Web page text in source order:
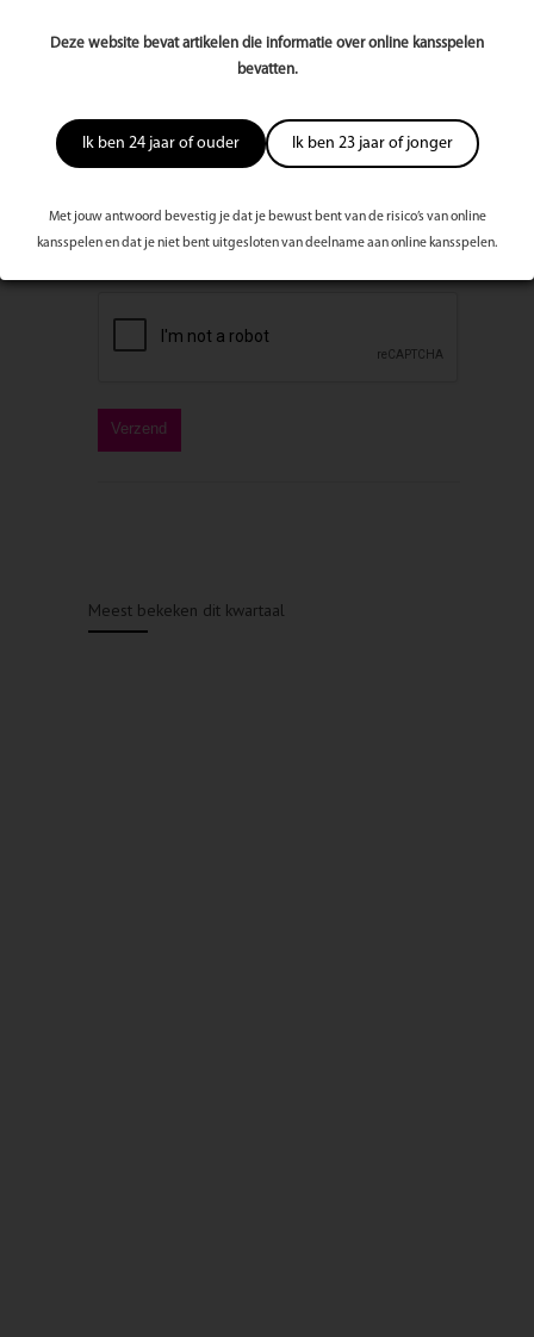
Deze website bevat artikelen die informatie over online kansspelen
bevatten.
Ik ben 24 jaar of ouder Ik ben 23 jaar of jonger
Met jouw antwoord bevestig je dat je bewust bent van de risico’s van online
kansspelen en dat je niet bent uitgesloten van deelname aan online kansspelen.
E-mailadres
Bericht
Meest bekeken dit kwartaal